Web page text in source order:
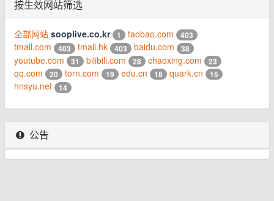
按生效网站筛选
全部网站 sooplive.co.kr 1 taobao.com 403
tmall.com 403 tmall.hk 403 baidu.com 38
youtube.com 31 bilibili.com 28 chaoxing.com 23
qq.com 20 torn.com 19 edu.cn 18 quark.cn 15
hnsyu.net 14
公告